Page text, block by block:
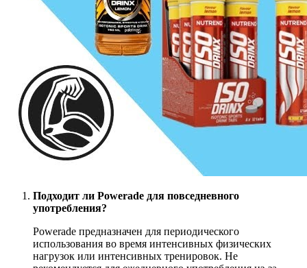
Подходит ли Powerade для повседневного
употребления?
Powerade предназначен для периодического
использования во время интенсивных физических
нагрузок или интенсивных тренировок. Не